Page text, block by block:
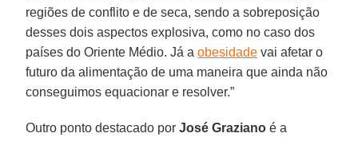
regiões de conflito e de seca, sendo a sobreposição
desses dois aspectos explosiva, como no caso dos
países do Oriente Médio. Já aobesidade vai afetar o
futuro da alimentação de uma maneira que ainda não
conseguimos equacionar e resolver.”
Outro ponto destacado porJosé Graziano é a